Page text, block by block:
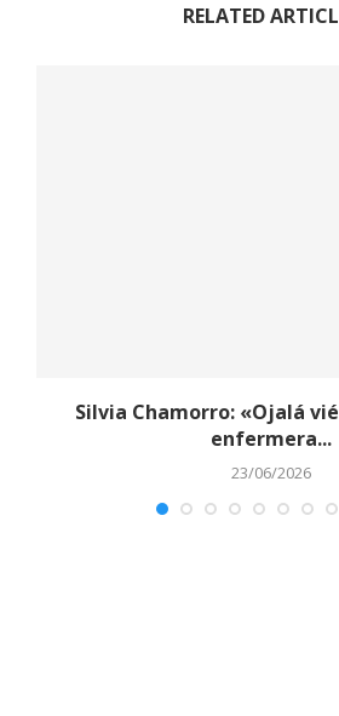
RELATED
Silvia Chamorro: «Ojalá
enfermera...
23/06/2026